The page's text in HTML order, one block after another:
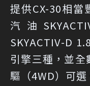
提供CX-30相當
汽油
SKYACTIV-D
引擎三種，並
驅（4WD）可選